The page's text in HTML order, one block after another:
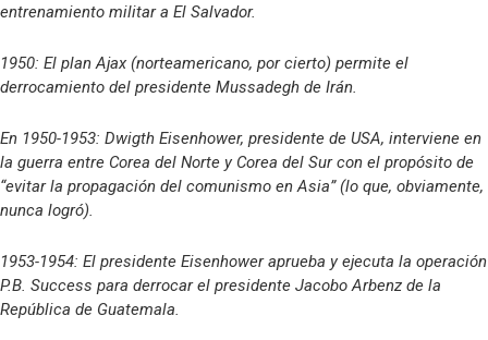
entrenamiento militar a El Salvador.
1950: El plan Ajax (norteamericano, por cierto) permite el
derrocamiento del presidente Mussadegh de Irán.
En 1950-1953: Dwigth Eisenhower, presidente de USA, interviene en
la guerra entre Corea del Norte y Corea del Sur con el propósito de
“evitar la propagación del comunismo en Asia” (lo que, obviamente,
nunca logró).
1953-1954: El presidente Eisenhower aprueba y ejecuta la operación
P.B. Success para derrocar el presidente Jacobo Arbenz de la
República de Guatemala.